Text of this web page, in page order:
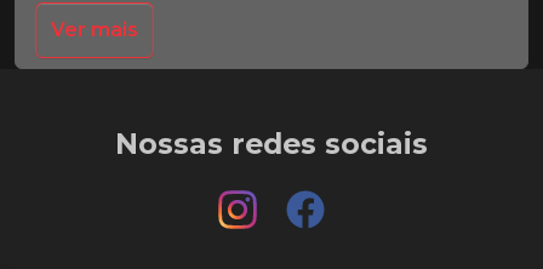
Ver mais
Nossas redes sociais